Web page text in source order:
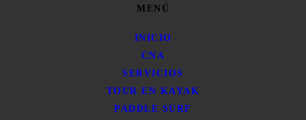
MENÚ
INICIO
CNA
SERVICIOS
TOUR EN KAYAK
PADDLE SURF